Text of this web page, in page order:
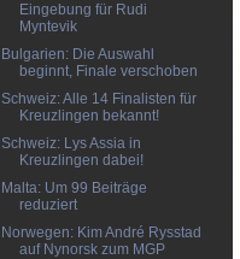
Eingebung für Rudi
Myntevik
Bulgarien: Die Auswahl
beginnt, Finale verschoben
Schweiz: Alle 14 Finalisten für
Kreuzlingen bekannt!
Schweiz: Lys Assia in
Kreuzlingen dabei!
Malta: Um 99 Beiträge
reduziert
Norwegen: Kim André Rysstad
auf Nynorsk zum MGP